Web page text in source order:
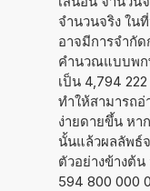
จำนวนจริง ใน
อาจมีการจำกัด
คำนวณแบบพก
เป็น 4,794
ทำให้สามารถ
ง่ายดายขึ้น หา
นั้นแล้วผลลัพธ์
ตัวอย่างข้างต้
594 800 000